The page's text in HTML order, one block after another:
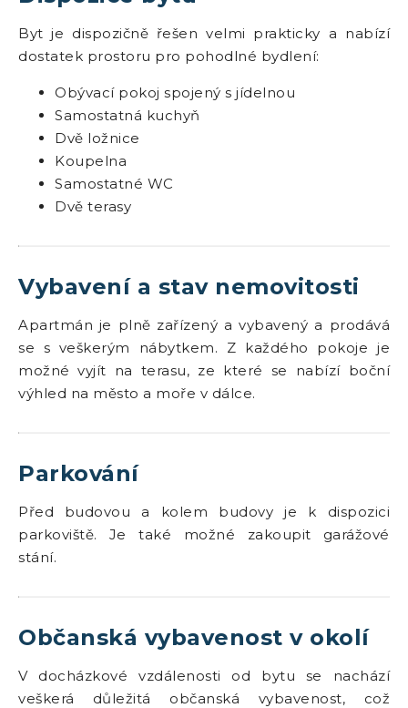
Byt je dispozičně řešen velmi prakticky a nabízí
dostatek prostoru pro pohodlné bydlení:
Obývací pokoj spojený s jídelnou
Samostatná kuchyň
Dvě ložnice
Koupelna
Samostatné WC
Dvě terasy
Vybavení a stav nemovitosti
Apartmán je plně zařízený a vybavený a prodává
se s veškerým nábytkem. Z každého pokoje je
možné vyjít na terasu, ze které se nabízí boční
výhled na město a moře v dálce.
Parkování
Před budovou a kolem budovy je k dispozici
parkoviště. Je také možné zakoupit garážové
stání.
Občanská vybavenost v okolí
V docházkové vzdálenosti od bytu se nachází
veškerá důležitá občanská vybavenost, což